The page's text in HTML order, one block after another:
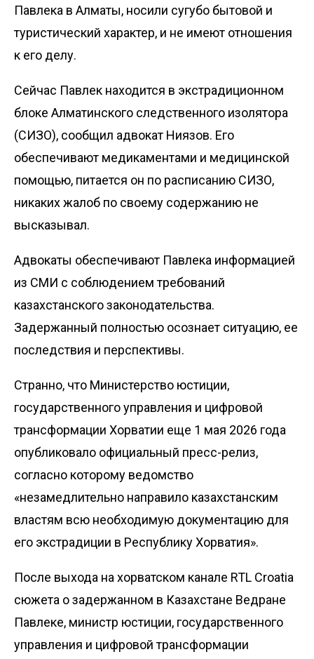
Павлека в Алматы, носили сугубо бытовой и
туристический характер, и не имеют отношения
к его делу.
Сейчас Павлек находится в экстрадиционном
блоке Алматинского следственного изолятора
(СИЗО), сообщил адвокат Ниязов. Его
обеспечивают медикаментами и медицинской
помощью, питается он по расписанию СИЗО,
никаких жалоб по своему содержанию не
высказывал.
Адвокаты обеспечивают Павлека информацией
из СМИ с соблюдением требований
казахстанского законодательства.
Задержанный полностью осознает ситуацию, ее
последствия и перспективы.
Странно, что Министерство юстиции,
государственного управления и цифровой
трансформации Хорватии еще 1 мая 2026 года
опубликовало официальный пресс-релиз,
согласно которому ведомство
«незамедлительно направило казахстанским
властям всю необходимую документацию для
его экстрадиции в Республику Хорватия».
После выхода на хорватском канале RTL Croatia
сюжета о задержанном в Казахстане Ведране
Павлеке, министр юстиции, государственного
управления и цифровой трансформации